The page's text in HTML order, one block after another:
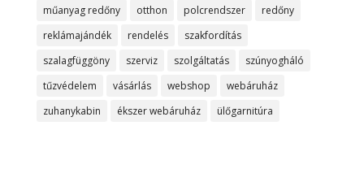
műanyag redőny
otthon polcrendszer
redőny
reklámajándék
rendelés
szakfordítás
szalagfüggöny
szerviz szolgáltatás
szúnyogháló
tűzvédelem
vásárlás webshop
webáruház
zuhanykabin
ékszer webáruház ülőgarnitúra